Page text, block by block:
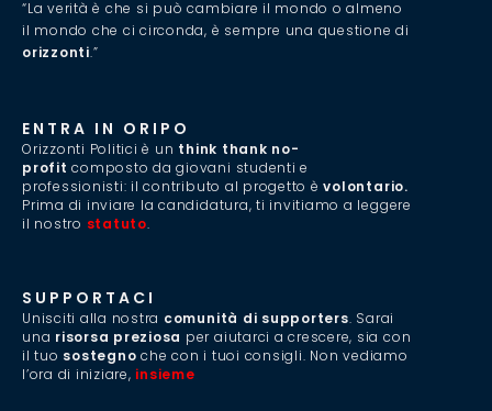
“La verità è che si può cambiare il mondo o almeno
il mondo che ci circonda, è sempre una questione di
orizzonti.”
ENTRA IN ORIPO
Orizzonti Politici è un think thank no-
profit composto da giovani studenti e
professionisti: il contributo al progetto èvolontario.
Prima di inviare la candidatura, ti invitiamo a leggere
il nostro statuto.
SUPPORTACI
Unisciti alla nostra comunità di supporters. Sarai
una risorsa preziosa per aiutarci a crescere, sia con
il tuo sostegno che con i tuoi consigli. Non vediamo
l’ora di iniziare, insieme